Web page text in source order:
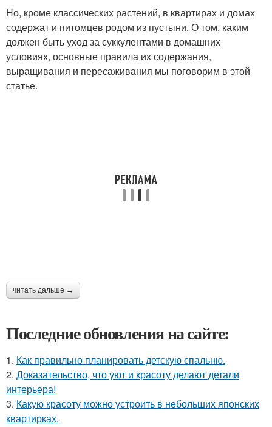
Но, кроме классических растений, в квартирах и домах
содержат и питомцев родом из пустыни. О том, каким
должен быть уход за суккулентами в домашних
условиях, основные правила их содержания,
выращивания и пересаживания мы поговорим в этой
статье.
читать дальше →
Последние обновления на сайте:
1. Как правильно планировать детскую спальню.
2. Доказательство, что уют и красоту делают детали
интерьера!
3. Какую красоту можно устроить в небольших японских
квартирках.